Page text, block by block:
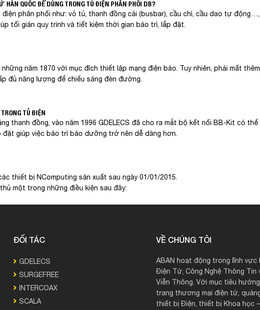
QUỐC ĐỂ DÙNG TRONG TỦ ĐIỆN PHÂN PHỐI DB?
phân phối như: vỏ tủ, thanh đồng cái (busbar), cầu chì, cầu dao tự
tối giản quy trình và tiết kiệm thời gian bảo trì, lắp đặt.
năm 1870 với mục đích thiết lập mạng điện báo. Tuy nhiên, phải mất
đủ năng lượng để chiếu sáng đèn đường.
TỦ ĐIỆN
thanh đồng, vào năm 1996 GDELECS đã cho ra mắt bộ kết nối BB-Kit có
giúp việc bảo trì bảo dưỡng trở nên dễ dàng hơn.
thiết bị NComputing sản xuất sau ngày 01/01/2015.
một trong những điều kiện sau đây:
ĐỐI TÁC
GDELECS
SURGEFREE
INTERCOAX
SCALA
VỀ CHÚNG TÔI
ABAN hoạt động trong lĩnh vực
Điện Tử, Công Nghệ Thông Tin
Viễn Thông. Với mục tiêu
trang thương mại điện tử,
thiết bị Điện, thiết bị Khoa học